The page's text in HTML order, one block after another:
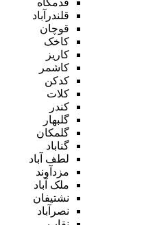
قلندرآباد
قوچان
کاخک
کاریز
کاشمر
کدکن
کلات
کندر
گلبهار
گلمکان
گناباد
لطف آباد
مزدآوند
ملک آباد
نشتیفان
نصرآباد